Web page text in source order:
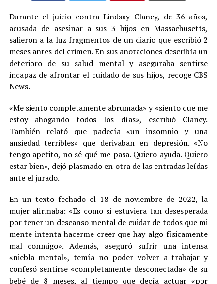
Durante el juicio contra Lindsay Clancy, de 36 años,
acusada de asesinar a sus 3 hijos en Massachusetts,
salieron a la luz fragmentos de un diario que escribió 2
meses antes del crimen. En sus anotaciones describía un
deterioro de su salud mental y aseguraba sentirse
incapaz de afrontar el cuidado de sus hijos, recoge CBS
News.
«Me siento completamente abrumada» y «siento que me
estoy ahogando todos los días», escribió Clancy.
También relató que padecía «un insomnio y una
ansiedad terribles» que derivaban en depresión. «No
tengo apetito, no sé qué me pasa. Quiero ayuda. Quiero
estar bien», dejó plasmado en otra de las entradas leídas
ante el jurado.
En un texto fechado el 18 de noviembre de 2022, la
mujer afirmaba: «Es como si estuviera tan desesperada
por tener un descanso mental de cuidar de todos que mi
mente intenta hacerme creer que hay algo físicamente
mal conmigo». Además, aseguró sufrir una intensa
«niebla mental», temía no poder volver a trabajar y
confesó sentirse «completamente desconectada» de su
bebé de 8 meses, al tiempo que decía actuar «por